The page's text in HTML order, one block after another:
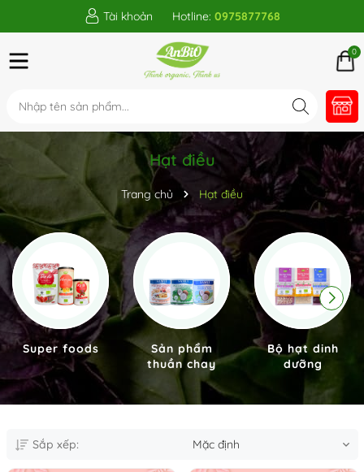
Tài khoản Hotline: 0975877768
0
Hạt điều
Trang chủ Hạt điều
Super foods
Sản phẩm
thuần chay
Bộ hạt dinh
dưỡng
Sắp xếp: Mặc định